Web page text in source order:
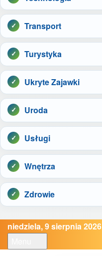
Transport
Turystyka
Ukryte Zajawki
Uroda
Usługi
Wnętrza
Zdrowie
niedziela, 9 sierpnia 2026